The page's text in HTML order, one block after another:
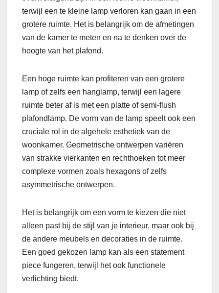
terwijl een te kleine lamp verloren kan gaan in een
grotere ruimte. Het is belangrijk om de afmetingen
van de kamer te meten en na te denken over de
hoogte van het plafond.
Een hoge ruimte kan profiteren van een grotere
lamp of zelfs een hanglamp, terwijl een lagere
ruimte beter af is met een platte of semi-flush
plafondlamp. De vorm van de lamp speelt ook een
cruciale rol in de algehele esthetiek van de
woonkamer. Geometrische ontwerpen variëren
van strakke vierkanten en rechthoeken tot meer
complexe vormen zoals hexagons of zelfs
asymmetrische ontwerpen.
Het is belangrijk om een vorm te kiezen die niet
alleen past bij de stijl van je interieur, maar ook bij
de andere meubels en decoraties in de ruimte.
Een goed gekozen lamp kan als een statement
piece fungeren, terwijl het ook functionele
verlichting biedt.